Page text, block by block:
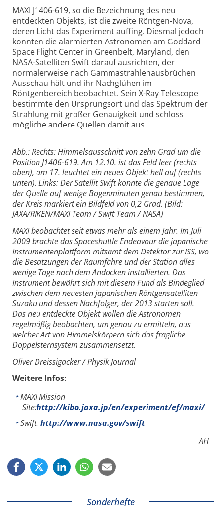
MAXI J1406-619, so die Bezeichnung des neu
entdeckten Objekts, ist die zweite Röntgen-Nova,
deren Licht das Experiment auffing. Diesmal jedoch
konnten die alarmierten Astronomen am Goddard
Space Flight Center in Greenbelt, Maryland, den
NASA-Satelliten Swift darauf ausrichten, der
normalerweise nach Gammastrahlenausbrüchen
Ausschau hält und ihr Nachglühen im
Röntgenbereich beobachtet. Sein X-Ray Telescope
bestimmte den Ursprungsort und das Spektrum der
Strahlung mit großer Genauigkeit und schloss
mögliche andere Quellen damit aus.
Abb.: Rechts: Himmelsausschnitt von zehn Grad um die
Position J1406-619. Am 12.10. ist das Feld leer (rechts
oben), am 17. leuchtet ein neues Objekt hell auf (rechts
unten). Links: Der Satellit Swift konnte die genaue Lage
der Quelle auf wenige Bogenminuten genau bestimmen,
der Kreis markiert ein Bildfeld von 0,2 Grad. (Bild:
JAXA/RIKEN/MAXI Team / Swift Team / NASA)
MAXI beobachtet seit etwas mehr als einem Jahr. Im Juli
2009 brachte das Spaceshuttle Endeavour die japanische
Instrumentenplattform mitsamt dem Detektor zur ISS, wo
die Besatzungen der Raumfähre und der Station alles
wenige Tage nach dem Andocken installierten. Das
Instrument bewährt sich mit diesem Fund als Bindeglied
zwischen dem neuesten japanischen Röntgensatelliten
Suzaku und dessen Nachfolger, der 2013 starten soll.
Das neu entdeckte Objekt wollen die Astronomen
regelmäßig beobachten, um genau zu ermitteln, aus
welcher Art von Himmelskörpern sich das fragliche
Doppelsternsystem zusammensetzt.
Oliver Dreissigacker / Physik Journal
Weitere Infos:
MAXI Mission
Site:http://kibo.jaxa.jp/en/experiment/ef/maxi/
Swift:http://www.nasa.gov/swift
AH
Sonderhefte